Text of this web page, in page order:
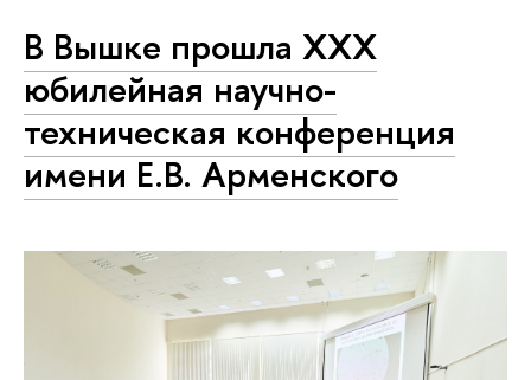
В Вышке прошла XXX
юбилейная научно-
техническая конференция
имени Е.В. Арменского